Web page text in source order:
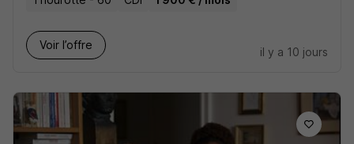
Voir l’offre
il y a 10 jours